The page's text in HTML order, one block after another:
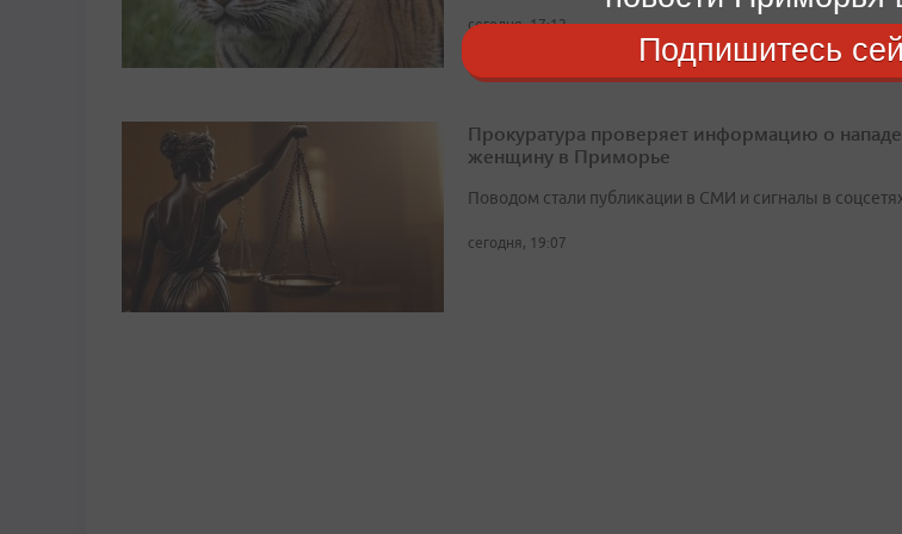
сегодня, 17:12
Прокуратура проверяет информацию о
женщину в Приморье
Поводом стали публикации в СМИ и сигналы в
сегодня, 19:07
Подпишитесь